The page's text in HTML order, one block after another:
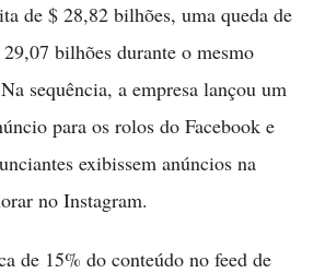
de $ 28,82 bilhões, uma queda de
bilhões durante o mesmo
sequência, a empresa lançou um
para os rolos do Facebook e
exibissem anúncios na
no Instagram.
de 15% do conteúdo no feed de